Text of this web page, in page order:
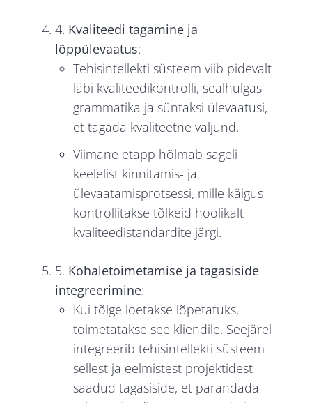
4. Kvaliteedi tagamine ja
lõppülevaatus:
Tehisintellekti süsteem viib pidevalt
läbi kvaliteedikontrolli, sealhulgas
grammatika ja süntaksi ülevaatusi,
et tagada kvaliteetne väljund.
Viimane etapp hõlmab sageli
keelelist kinnitamis- ja
ülevaatamisprotsessi, mille käigus
kontrollitakse tõlkeid hoolikalt
kvaliteedistandardite järgi.
5. Kohaletoimetamise ja tagasiside
integreerimine:
Kui tõlge loetakse lõpetatuks,
toimetatakse see kliendile. Seejärel
integreerib tehisintellekti süsteem
sellest ja eelmistest projektidest
saadud tagasiside, et parandada